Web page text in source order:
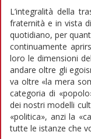
L’integralità della
fraternità e in vista
quotidiano, per
continuamente
loro le dimensioni
andare oltre gli
va oltre «la mera
categoria di
dei nostri modelli
«politica», anzi la
tutte le istanze che